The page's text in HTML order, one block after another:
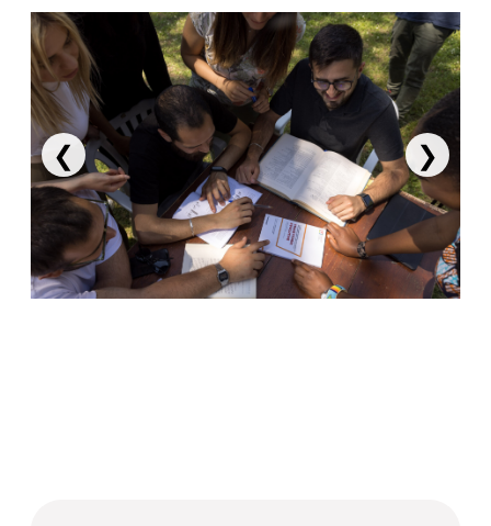
❮ ❯